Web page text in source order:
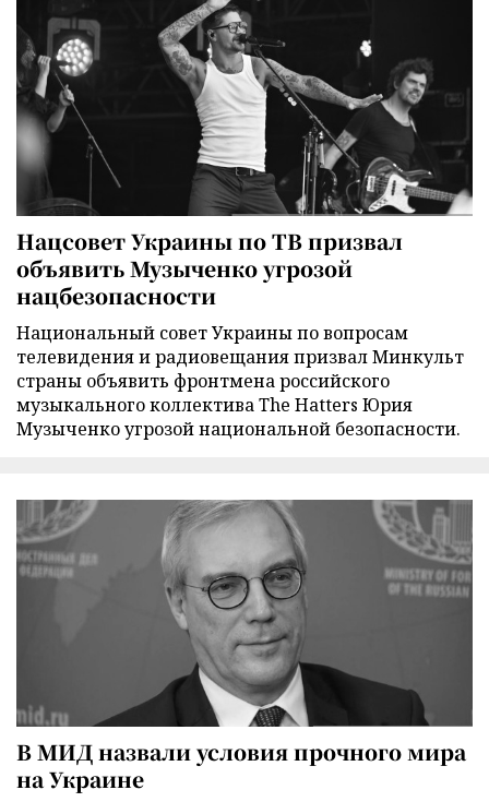
Нацсовет Украины по ТВ призвал
объявить Музыченко угрозой
нацбезопасности
Национальный совет Украины по вопросам
телевидения и радиовещания призвал Минкульт
страны объявить фронтмена российского
музыкального коллектива The Hatters Юрия
Музыченко угрозой национальной безопасности.
В МИД назвали условия прочного мира
на Украине